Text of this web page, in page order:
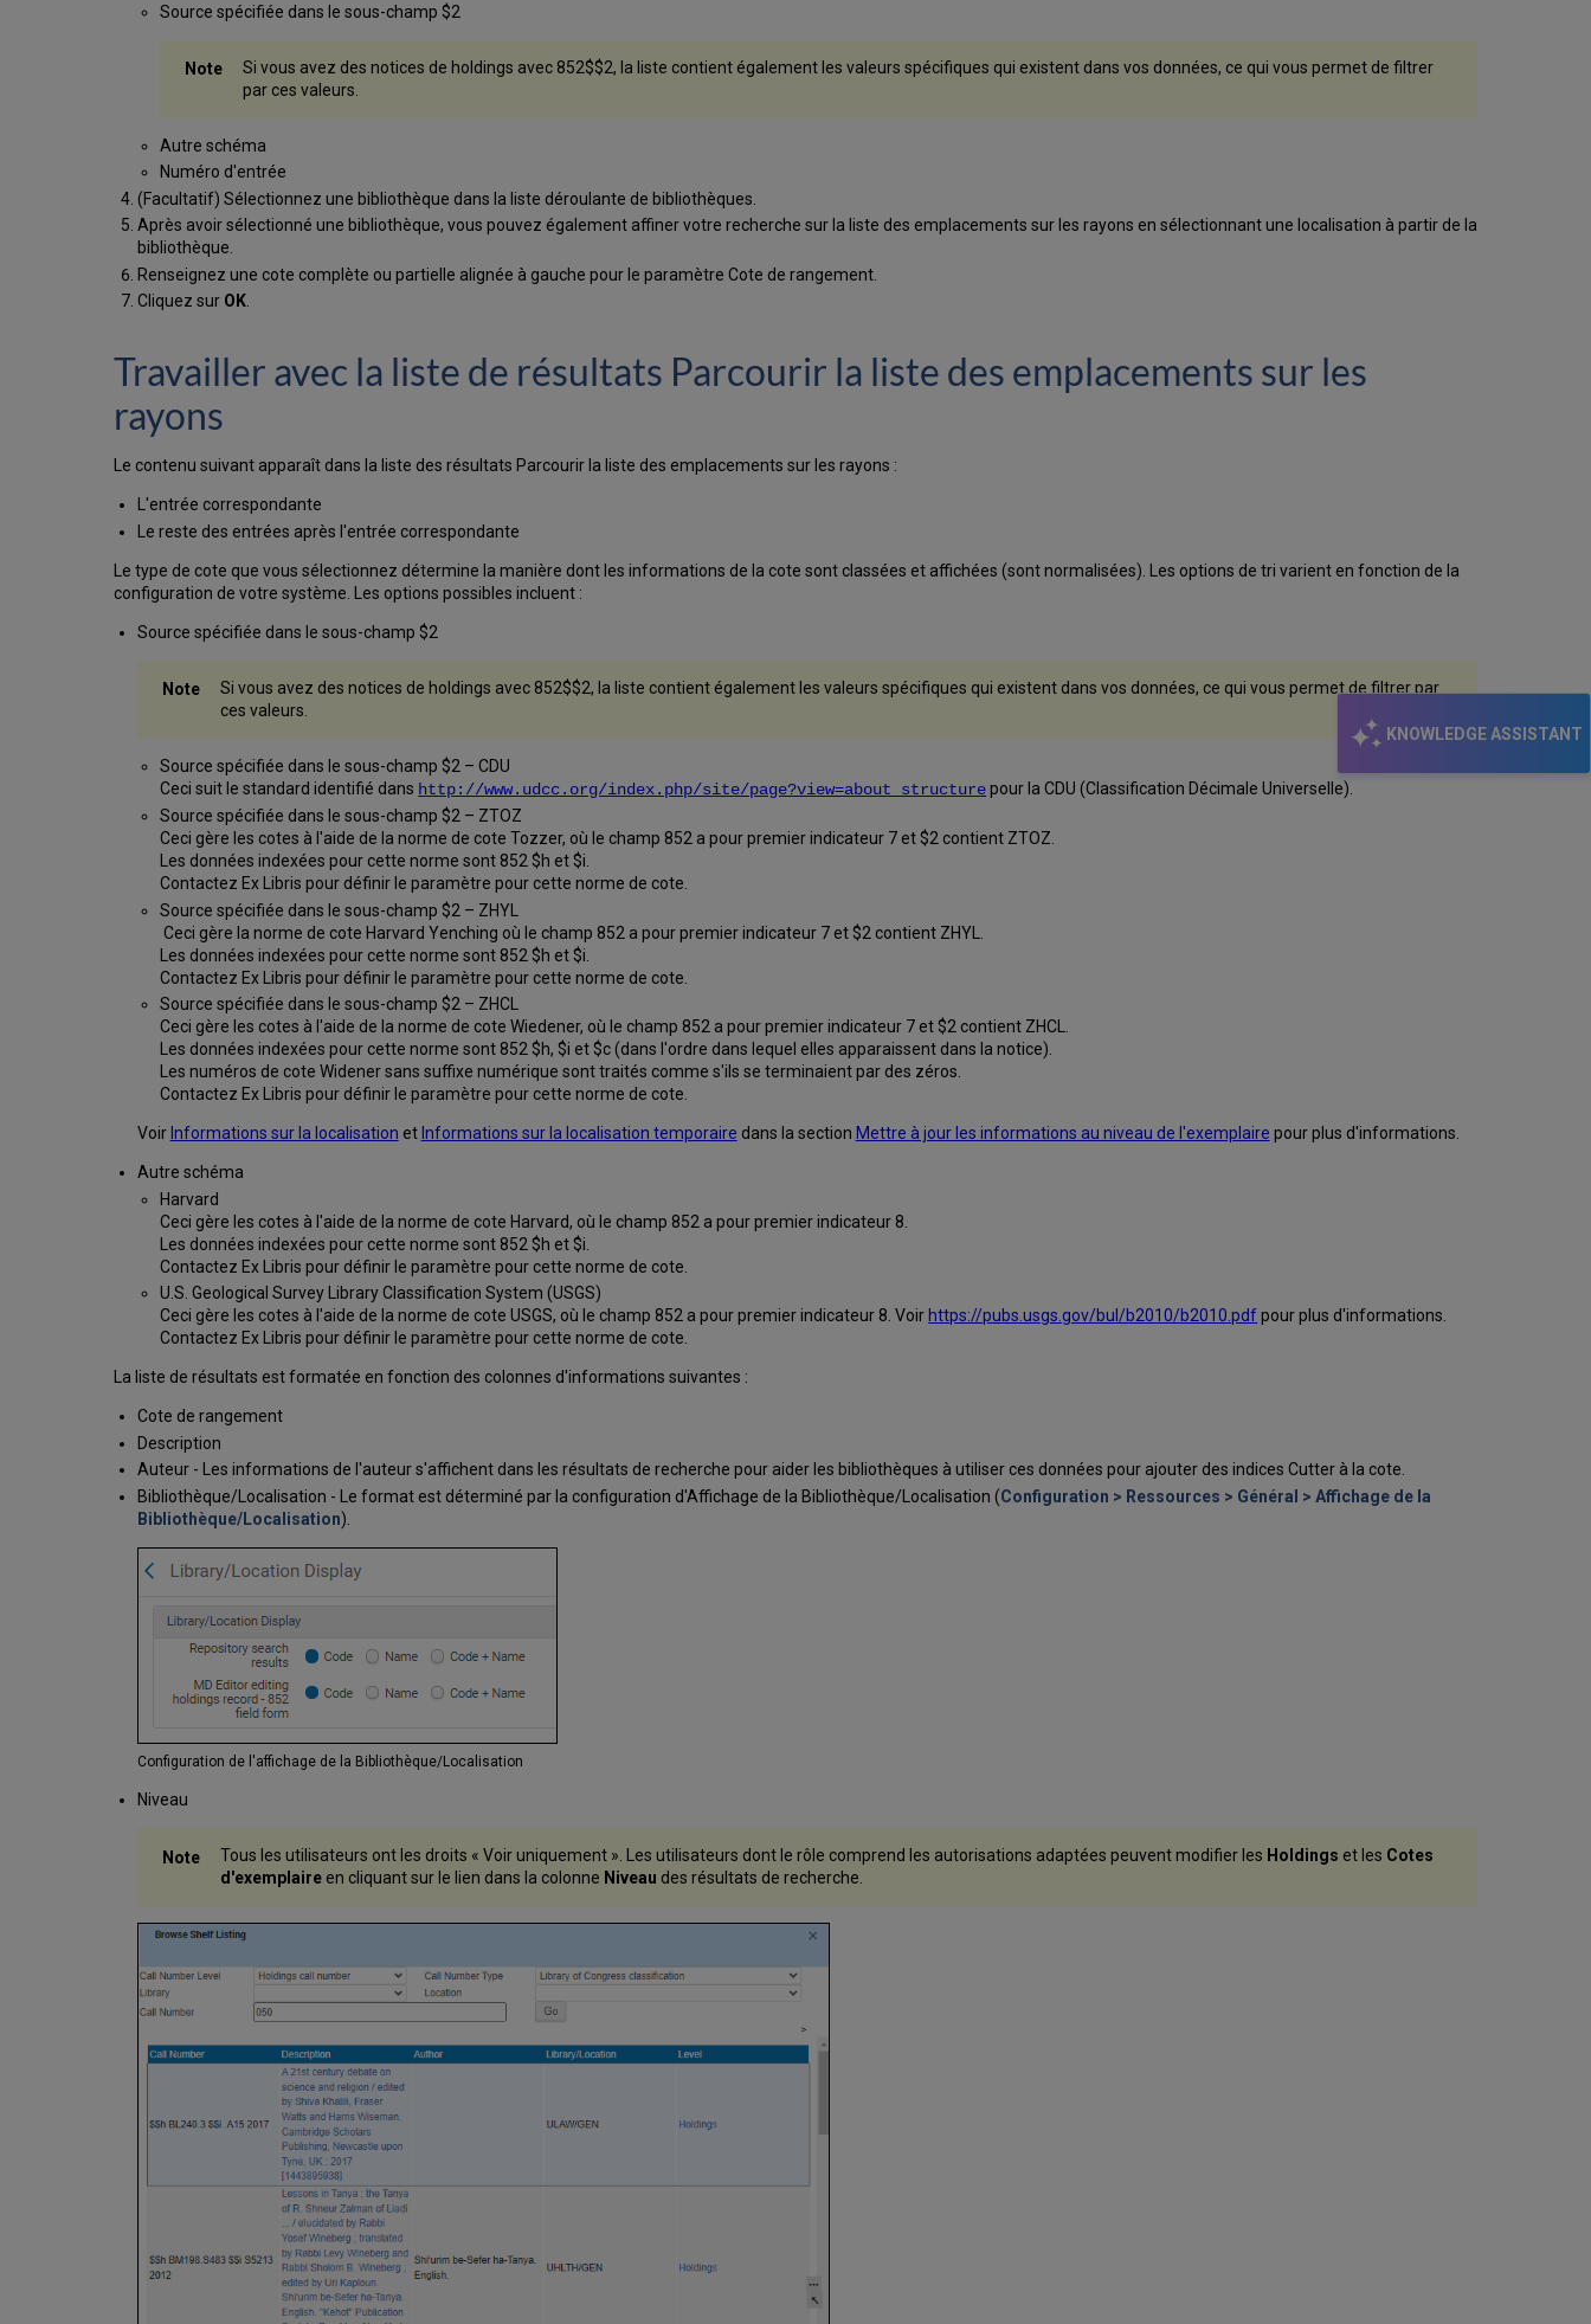
KNOWLEDGE ASSISTANT
Source spécifiée dans le sous-champ $2
Si vous avez des notices de holdings avec 852$$2, la liste contient également les valeurs spécifiques qui existent dans vos données, ce qui vous permet de filtrer
par ces valeurs.
Autre schéma
Numéro d'entrée
(Facultatif) Sélectionnez une bibliothèque dans la liste déroulante de bibliothèques.
Après avoir sélectionné une bibliothèque, vous pouvez également affiner votre recherche sur la liste des emplacements sur les rayons en sélectionnant une localisation à partir de la
bibliothèque.
Renseignez une cote complète ou partielle alignée à gauche pour le paramètre Cote de rangement.
Cliquez sur OK.
Travailler avec la liste de résultats Parcourir la liste des emplacements sur les
rayons
Le contenu suivant apparaît dans la liste des résultats Parcourir la liste des emplacements sur les rayons :
L'entrée correspondante
Le reste des entrées après l'entrée correspondante
Le type de cote que vous sélectionnez détermine la manière dont les informations de la cote sont classées et affichées (sont normalisées). Les options de tri varient en fonction de la
configuration de votre système. Les options possibles incluent :
Source spécifiée dans le sous-champ $2
Si vous avez des notices de holdings avec 852$$2, la liste contient également les valeurs spécifiques qui existent dans vos données, ce qui vous permet de filtrer par
ces valeurs.
Source spécifiée dans le sous-champ $2 – CDU
Ceci suit le standard identifié dans http://www.udcc.org/index.php/site/page?view=about_structurepour laCDU (Classification Décimale Universelle).
Source spécifiée dans le sous-champ $2 – ZTOZ
Ceci gère les cotes à l'aide de la norme de cote Tozzer, où le champ 852 a pour premier indicateur 7 et $2 contient ZTOZ.
Les données indexées pour cette norme sont 852 $h et $i.
Contactez Ex Libris pour définir le paramètre pour cette norme de cote.
Source spécifiée dans le sous-champ $2 – ZHYL
Ceci gère la norme de cote Harvard Yenching où le champ 852 a pour premier indicateur 7 et $2 contient ZHYL
Les données indexées pour cette norme sont 852 $h et $i.
Contactez Ex Libris pour définir le paramètre pour cette norme de cote.
Source spécifiée dans le sous-champ $2 – ZHCL
Ceci gère les cotes à l'aide de la norme de cote Wiedener, où le champ 852 a pour premier indicateur 7 et $2 contient ZHCL.
Les données indexées pour cette norme sont 852 $h, $i et $c (dans l'ordre dans lequel elles apparaissent dans la notice).
Les numéros de cote Widener sans suffixe numérique sont traités comme s'ils se terminaient par des zéros.
Contactez Ex Libris pour définir le paramètre pour cette norme de cote.
Voir Informations sur la localisation et Informations sur la localisation temporaire dans la section Mettre à jour les informations au niveau de l'exemplaire pour plus d'informations.
Autre schéma
Harvard
Ceci gère les cotes à l'aide de la norme de cote Harvard, où le champ 852 a pour premier indicateur 8.
Les données indexées pour cette norme sont 852 $h et $i.
Contactez Ex Libris pour définir le paramètre pour cette norme de cote.
U.S. Geological Survey Library Classification System (USGS)
Ceci gère les cotes à l'aide de la norme de cote USGS, où le champ 852 a pour premier indicateur 8. Voir https://pubs.usgs.gov/bul/b2010/b2010.pdfpour plus d'informations.
Contactez Ex Libris pour définir le paramètre pour cette norme de cote.
La liste de résultats est formatée en fonction des colonnes d'informations suivantes :
Cote de rangement
Description
Auteur - Les informations de l'auteur s'affichent dans les résultats de recherche pour aider les bibliothèques à utiliser ces données pour ajouter des indices Cutter à la cote.
Bibliothèque/Localisation - Le format est déterminé par la configuration d'Affichage de la Bibliothèque/Localisation (Configuration > Ressources > Général > Affichage de la
Bibliothèque/Localisation).
Configuration de l'affichage de la Bibliothèque/Localisation
Niveau
Tous les utilisateurs ont les droits « Voir uniquement ». Les utilisateurs dont le rôle comprend les autorisations adaptées peuvent modifier les Holdings et les Cotes
d'exemplaireen cliquant sur le lien dans la colonne Niveau des résultats de recherche.